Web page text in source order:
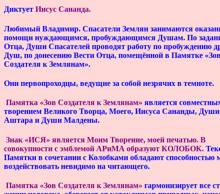
Диктует Иисус Сананда.
Любимый Владимир. Спасатели Землян занимаются
помощи нуждающимся, пробуждающимся Душам. По
Отца, Души Спасателей проводят работу по пробуждению
Душ, по донесению Вести Отца, помещённой в Памятке
Создателя к Землянам».
Они первопроходцы, ведущие за собой незрячих в темноте.
Памятка «Зов Создателя к Землянам» является
творением Великого Творца, Моего, Иисуса Сананды, Души
Аштара и Души Малдены.
Знак «ИСЯ» является Моим Творение, моей печатью. В
совокупности с эмблемой АРиМА образуют КОЛОБОК.
Памятки в сочетании с Колобками обладают способностью
воздействовать невидимо на читающего.
Памятка «Зов Создателя к Землянам» гармонизирует все